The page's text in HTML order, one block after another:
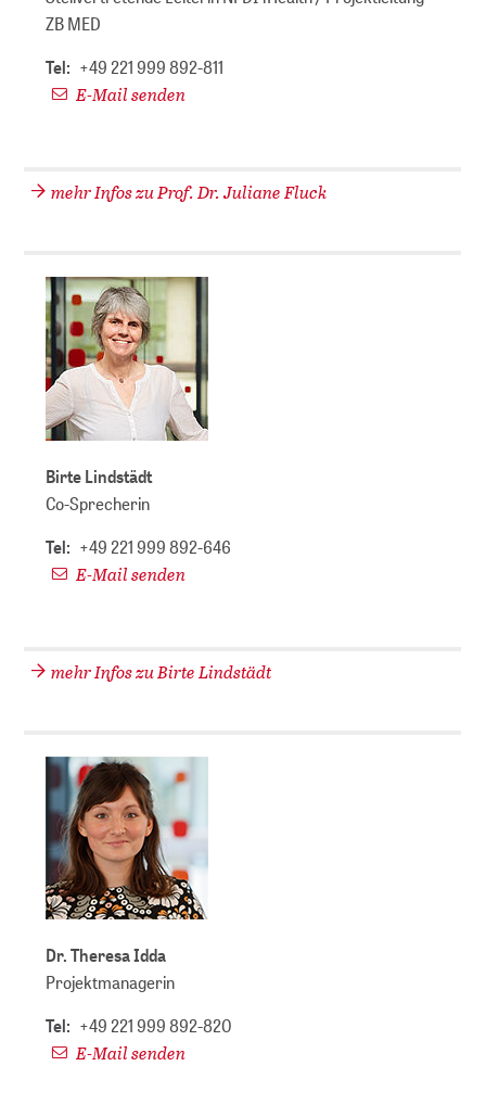
ZB MED
Tel: +49 221 999 892-811
E-Mail senden
mehr Infos zu Prof. Dr. Juliane Fluck
Birte Lindstädt
Co-Sprecherin
Tel: +49 221 999 892-646
E-Mail senden
mehr Infos zu Birte Lindstädt
Dr. Theresa Idda
Projektmanagerin
Tel: +49 221 999 892-820
E-Mail senden